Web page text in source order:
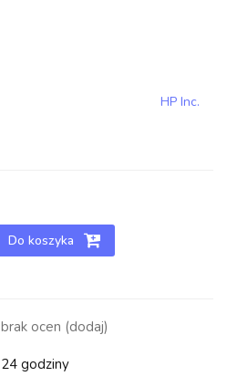
HP Inc.
Do koszyka
brak ocen (dodaj)
24 godziny